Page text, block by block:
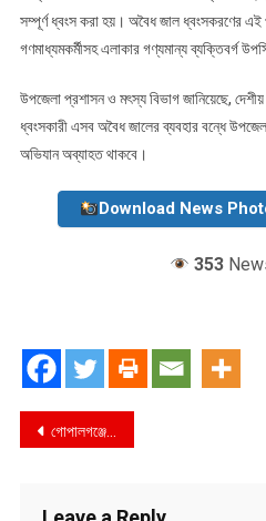
সম্পূর্ণ ধ্বংস করা হয়। অবৈধ জাল ধ্বংসকরণের এই
গণমাধ্যমকর্মীসহ এলাকার গণ্যমান্য ব্যক্তিবর্গ
উপজেলা প্রশাসন ও মৎস্য বিভাগ জানিয়েছে,
ধ্বংসকারী এসব অবৈধ জালের ব্যবহার বন্ধে
অভিযান অব্যাহত থাকবে।
Download News
353
Post
গোপালগঞ্জে ওভারটেক করতে গিয়ে ত্রিমুখী সংঘর্ষ: প্রাণ হারালেন ১, আহত ৩০